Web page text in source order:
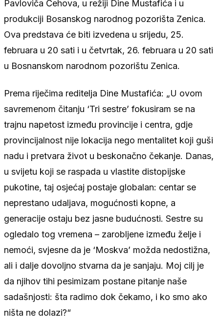
Pavloviča Čehova, u režiji Dine Mustafića i u
produkciji Bosanskog narodnog pozorišta Zenica.
Ova predstava će biti izvedena u srijedu, 25.
februara u 20 sati i u četvrtak, 26. februara u 20 sati
u Bosnanskom narodnom pozorištu Zenica.
Prema riječima reditelja Dine Mustafića: „U ovom
savremenom čitanju ‘Tri sestre’ fokusiram se na
trajnu napetost između provincije i centra, gdje
provincijalnost nije lokacija nego mentalitet koji guši
nadu i pretvara život u beskonačno čekanje. Danas,
u svijetu koji se raspada u vlastite distopijske
pukotine, taj osjećaj postaje globalan: centar se
neprestano udaljava, mogućnosti kopne, a
generacije ostaju bez jasne budućnosti. Sestre su
ogledalo tog vremena – zarobljene između želje i
nemoći, svjesne da je ‘Moskva’ možda nedostižna,
ali i dalje dovoljno stvarna da je sanjaju. Moj cilj je
da njihov tihi pesimizam postane pitanje naše
sadašnjosti: šta radimo dok čekamo, i ko smo ako
ništa ne dolazi?“